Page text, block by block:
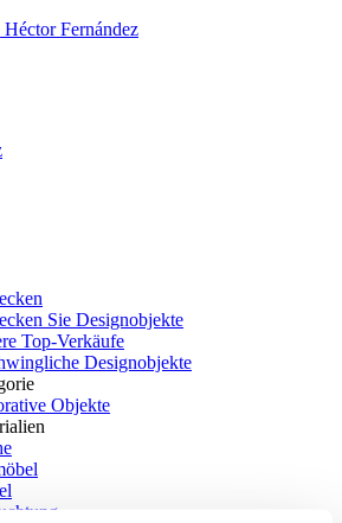
Sie Designobjekte
Top-Verkäufe
Designobjekte
Objekte